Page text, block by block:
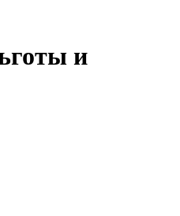
и